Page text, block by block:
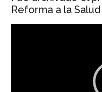
Reforma a la Salud